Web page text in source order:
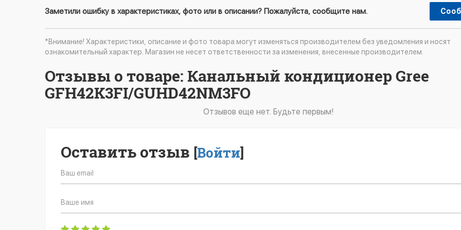
Заметили ошибку в характеристиках, фото или в описании? Пожалуйста, сообщите нам.
*Внимание! Характеристики, описание и фото товара могут изменяться производителем без уведомления и носят
ознакомительный характер. Магазин не несет ответственности за изменения, внесенные производителем.
Отзывы о товаре: Канальный кондиционер Gree
GFH42K3FI/GUHD42NM3FO
Отзывов еще нет. Будьте первым!
Оставить отзыв [Войти]